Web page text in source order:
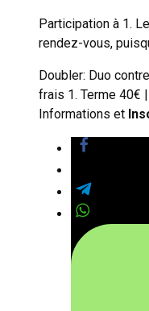
Participation à 1.
rendez-vous,
Doubler: Duo
frais 1. Terme 40€
Informations et